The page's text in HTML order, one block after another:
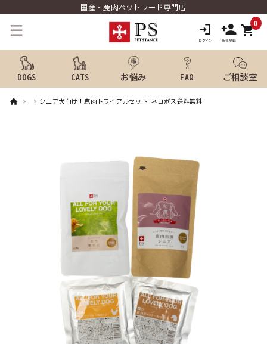
国産・鹿肉ペットフード専門店
shopping_cart0
DOGS CATS お悩み FAQ ご相談室
犬用品から探す
お悩みから探す
よくあるご質問
シニア犬向け！鹿肉トライアルセット ネコポス送料無料